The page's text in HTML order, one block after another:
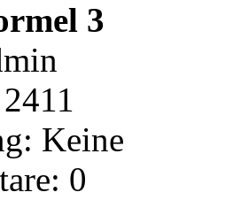
3
Keine
0